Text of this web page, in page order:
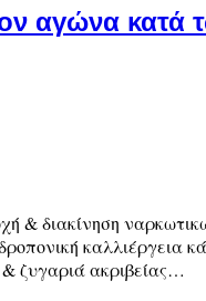
αγώνα κατά
& διακίνηση
καλλιέργεια
ζυγαριά ακριβείας…